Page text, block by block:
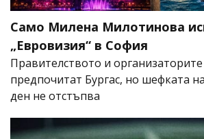
Само Милена Милотинова
„Евровизия“ в София
Правителството и
предпочитат Бургас, но шефката
ден не отстъпва